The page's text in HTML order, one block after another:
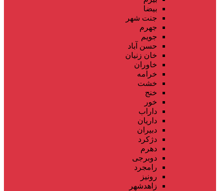
بیضا
جنت شهر
جهرم
جویم
حسن آباد
خان زنیان
خاوران
خرامه
خشت
خنج
خور
داراب
داریان
دبیران
دژکرد
دهرم
دوبرجی
رامجرد
رونیز
زاهدشهر